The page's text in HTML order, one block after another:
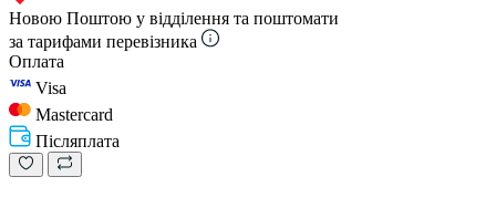
Новою Поштою у відділення та поштомати
за тарифами перевізника
Оплата
Visa
Mastercard
Післяплата